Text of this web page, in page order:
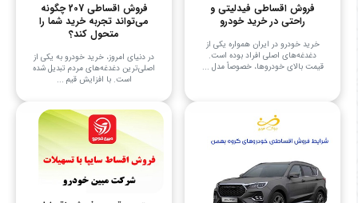
فروش اقساطی فیدلیتی و
راحتی در خرید خودرو
خرید خودرو در ایران همواره یکی از
دغدغه‌های اصلی افراد بوده است.
قیمت بالای خودروها، خصوصاً مدل ...
فروش اقساطی 207 چگونه
می‌تواند تجربه خرید شما را
متحول کند؟
در دنیای امروز، خرید خودرو به یکی از
اصلی‌ترین دغدغه‌های مردم تبدیل شده
است. با افزایش قیم ...